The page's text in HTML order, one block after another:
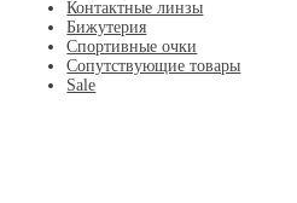
Контактные линзы
Бижутерия
Спортивные очки
Сопутствующие товары
Sale